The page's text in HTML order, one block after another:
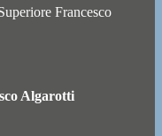
Francesco
Algarotti